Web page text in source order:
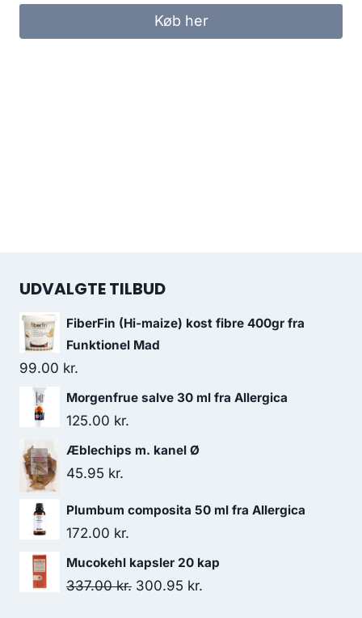
Køb her
UDVALGTE TILBUD
FiberFin (Hi-maize) kost fibre 400gr fra
Funktionel Mad
99.00 kr.
Morgenfrue salve 30 ml fra Allergica
125.00 kr.
Æblechips m. kanel Ø
45.95 kr.
Plumbum composita 50 ml fra Allergica
172.00 kr.
Mucokehl kapsler 20 kap
337.00kr. Den
300.95 kr.